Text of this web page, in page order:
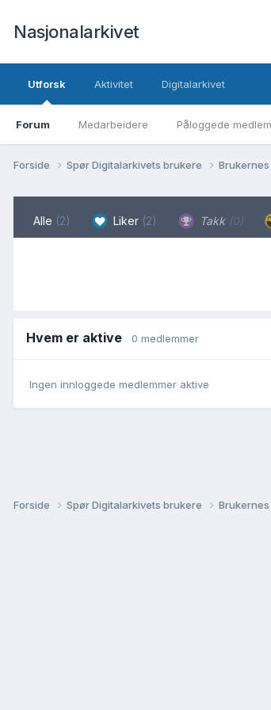
Nasjonalarkivet
Utforsk
Forum Medarbeidere Påloggede
Aktivitet Digitalarkivet
Forside Spør Digitalarkivets brukere
Alle (2) Liker (2) Takk (0)
Hvem er aktive 0 medlemmer
Ingen innloggede medlemmer aktive
Forside Spør Digitalarkivets brukere